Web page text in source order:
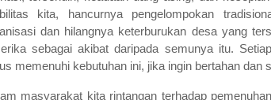
kita, hancurnya pengelompokan
dan hilangnya keterburukan desa yang
sebagai akibat daripada semunya itu.
memenuhi kebutuhan ini, jika ingin bertahan dan
masyarakat kita rintangan terhadap